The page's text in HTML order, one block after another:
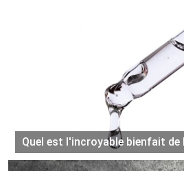
Quel est l'incroyable bienfait